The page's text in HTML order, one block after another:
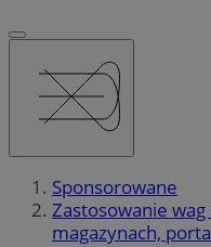
Sponsorowane
Zastosowanie
magazynach,